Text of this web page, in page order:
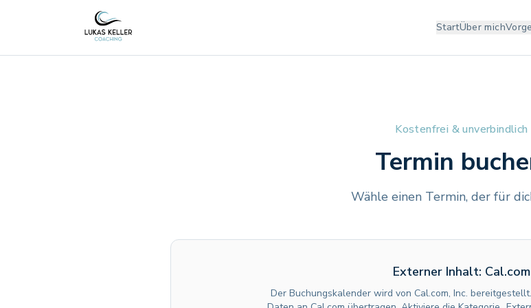
StartÜber mich
Kostenfrei & unverbindlich
Termin
Wähle einen Termin, der für
Externer Inhalt: Cal.com
Der Buchungskalender wird von Cal.com, Inc.